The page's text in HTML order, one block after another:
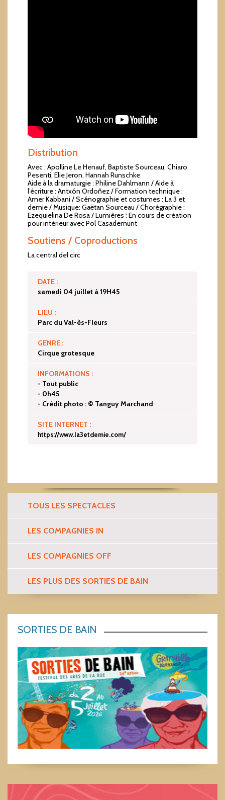
Distribution
Avec : Apolline Le Henauf, Baptiste Sourceau, Chiaro
Pesenti, Elie Jeron, Hannah Runschke
Aide à la dramaturgie : Philine Dahlmann / Aide à
l’écriture : Antxón Ordoñez / Formation technique :
Amer Kabbani / Scénographie et costumes : La 3 et
demie / Musique: Gaëtan Sourceau / Chorégraphie :
Ezequielina De Rosa / Lumières : En cours de création
pour intérieur avec Pol Casademunt
Soutiens / Coproductions
La central del circ
DATE :
samedi 04 juillet à 19H45
LIEU :
Parc du Val-ès-Fleurs
GENRE :
Cirque grotesque
INFORMATIONS :
- Tout public
- 0h45
- Crédit photo : © Tanguy Marchand
SITE INTERNET :
https://www.la3etdemie.com/
TOUS LES SPECTACLES
LES COMPAGNIES IN
LES COMPAGNIES OFF
LES PLUS DES SORTIES DE BAIN
SORTIES DE BAIN